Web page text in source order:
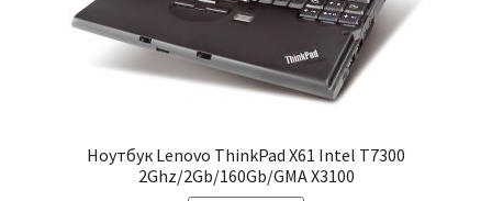
Ноутбук Lenovo ThinkPad X61 Intel T7300
2Ghz/2Gb/160Gb/GMA X3100